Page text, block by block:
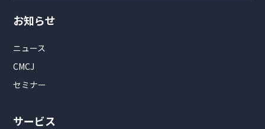
お知らせ
ニュース
CMCJ
セミナー
サービス